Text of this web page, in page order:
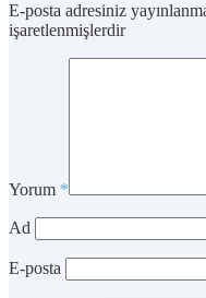
E-posta adresiniz
işaretlenmişlerdir
Yorum *
Ad
E-posta